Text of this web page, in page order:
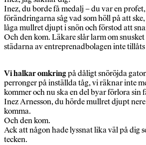
Inez, du borde få medalj – du var en profet,
förändringarna såg vad som höll på att
låga mullret djupt i snön och förstod att
Och den kom. Läkare slår larm om
städarna av entreprenadbolagen inte
Vi halkar omkringpå dåligt snöröjda
perronger på inställda tåg, vi räknar inte
kommer och nu ska en del byar förlora sin
Inez Arnesson, du hörde mullret djupt
komma.
Och den kom.
Ack att någon hade lyssnat lika väl på dig
tecken.